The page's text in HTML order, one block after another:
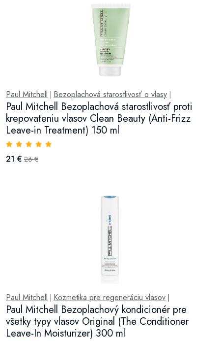
Paul Mitchell Bezoplachová starostlivosť o vlasy
Paul Mitchell Bezoplachová starostlivosť proti
krepovateniu vlasov Clean Beauty (Anti-Frizz
Leave-in Treatment) 150 ml
21 € 26 €
Paul Mitchell Kozmetika pre regeneráciu vlasov
Paul Mitchell Bezoplachový kondicionér pre
všetky typy vlasov Original (The Conditioner
Leave-In Moisturizer) 300 ml